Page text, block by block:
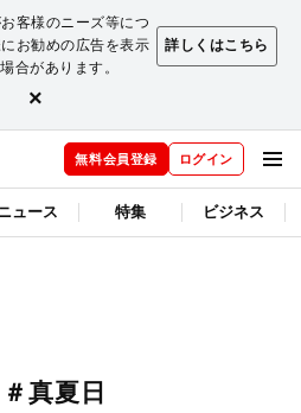
客様のニーズ等につ
お勧めの広告を表示
合があります。
詳しくはこちら
×
無料会員登録 ログイン
ュース 特集 ビジネス
＃真夏日